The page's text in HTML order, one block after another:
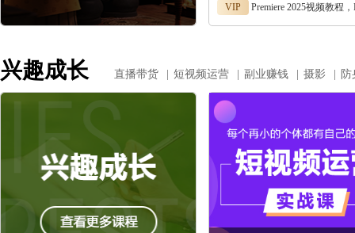
VIP Premiere 2025视频教程，PR2025
兴趣成长 直播带货 短视频运营 副业赚钱 摄影 防